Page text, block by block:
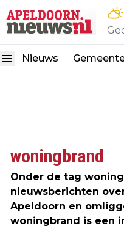
Nieuws
woningbrand
Onder de tag
nieuwsberichten
Apeldoorn en
woningbrand is een